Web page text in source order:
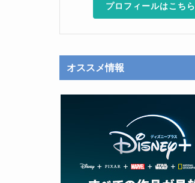
プロフィールはこちら
オススメ情報